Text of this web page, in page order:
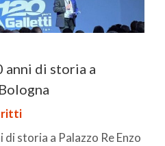
di storia a
storia a Palazzo Re Enzo